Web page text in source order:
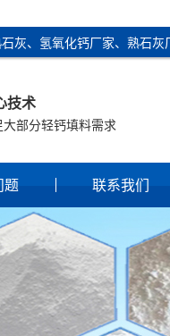
灰、氢氧化钙厂家、熟石灰
技术
大部分轻钙填料需求
题 联系我们